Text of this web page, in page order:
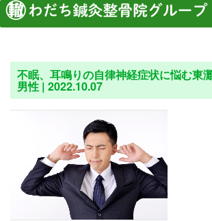
不眠、耳鳴りの自律神経症状に悩む東
男性 | 2022.10.07